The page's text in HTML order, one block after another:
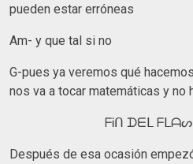
pueden estar erróneas
Am- y que tal si no
G-pues ya veremos qué
nos va a tocar matemáticas y no
ᖴᎥᑎ ᗪᗴᒪ
Después de esa ocasión